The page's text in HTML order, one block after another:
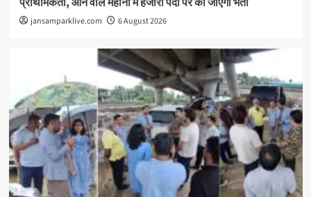
jansamparklive.com 6 August 2026